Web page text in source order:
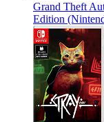
Grand Theft
Edition